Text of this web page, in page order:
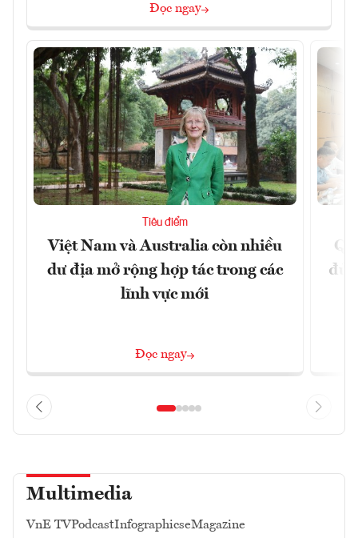
Đọc ngay
Tiêu điểm
Việt Nam và Australia còn nhiều
dư địa mở rộng hợp tác trong các
lĩnh vực mới
Đọc ngay
đủ
Multimedia
VnE TVPodcastInfographicseMagazine